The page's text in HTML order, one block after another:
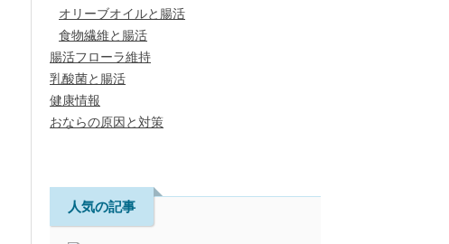
オリーブオイルと腸活
食物繊維と腸活
腸活フローラ維持
乳酸菌と腸活
健康情報
おならの原因と対策
人気の記事